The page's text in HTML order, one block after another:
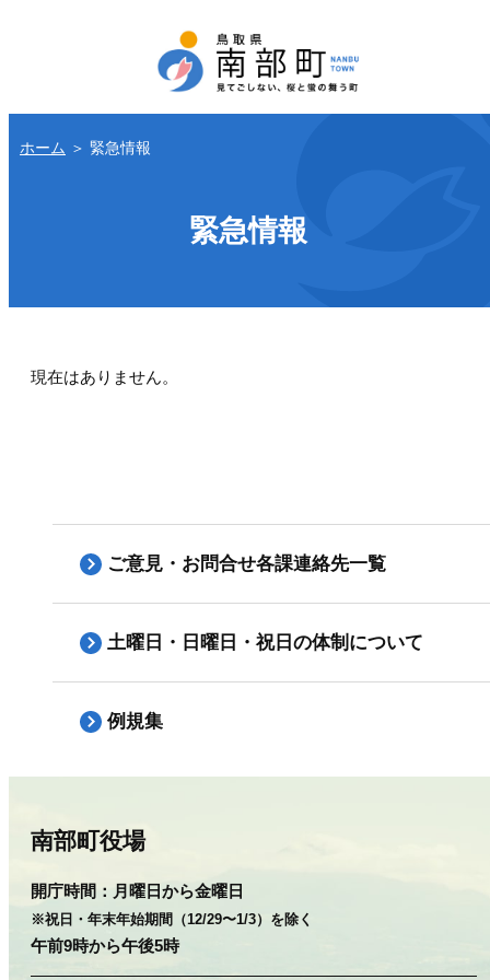
ホーム ＞ 緊急情報
緊急情報
現在はありません。
ご意見・お問合せ各課連絡先一覧
土曜日・日曜日・祝日の体制について
例規集
南部町役場
開庁時間： 月曜日から金曜日
※祝日・年末年始期間（12/29〜1/3）を除く
午前9時から午後5時